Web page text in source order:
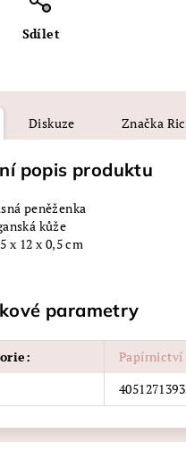
Sdílet
Diskuze Značka
popis produktu
peněženka
kůže
x 12 x 0,5 cm
parametry
:
Papírnictví